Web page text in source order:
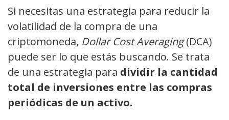
Si necesitas una estrategia para reducir la
volatilidad de la compra de una
criptomoneda, Dollar Cost Averaging(DCA)
puede ser lo que estás buscando. Se trata
de una estrategia para dividir la cantidad
total de inversiones entre las compras
periódicas de un activo.